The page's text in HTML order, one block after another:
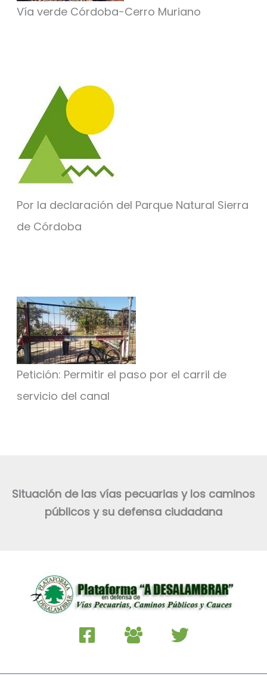
Vía verde Córdoba-Cerro Muriano
Por la declaración del Parque Natural Sierra
de Córdoba
Petición: Permitir el paso por el carril de
servicio del canal
Situación de las vías pecuarias y los caminos
públicos y su defensa ciudadana